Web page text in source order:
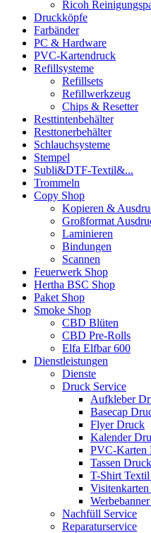
Ricoh
Druckköpfe
Farbänder
PC & Hardware
PVC-Kartendruck
Refillsysteme
Refillsets
Refillwerkzeug
Chips & Resetter
Resttintenbehälter
Resttonerbehälter
Schlauchsysteme
Stempel
Subli&DTF-Textil&...
Trommeln
Copy Shop
Kopieren &
Großformat
Laminieren
Bindungen
Scannen
Feuerwerk Shop
Hertha BSC Shop
Paket Shop
Smoke Shop
CBD Blüten
CBD Pre-Rolls
Elfa Elfbar 600
Dienstleistungen
Dienste
Druck Service
Aufkleber
Basecap
Flyer Druck
Kalender
PVC-Karten
Tassen Druck
T-Shirt
Nachfüll Service
Reparaturservice